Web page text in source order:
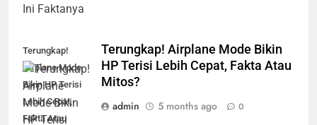
Terungkap!
Airplane Mode
Bikin HP Terisi
Lebih Cepat,
Fakta Atau
Terungkap! Airplane Mode Bikin
HP Terisi Lebih Cepat, Fakta Atau
Mitos?
admin
5 months ago 0